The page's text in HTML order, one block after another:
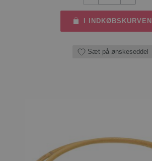
I INDKØBSKURVEN
Sæt på ønskeseddel